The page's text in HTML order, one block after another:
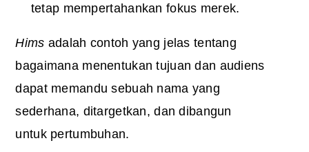
tetap mempertahankan fokus merek.
Hims adalah contoh yang jelas tentang
bagaimana menentukan tujuan dan audiens
dapat memandu sebuah nama yang
sederhana, ditargetkan, dan dibangun
untuk pertumbuhan.